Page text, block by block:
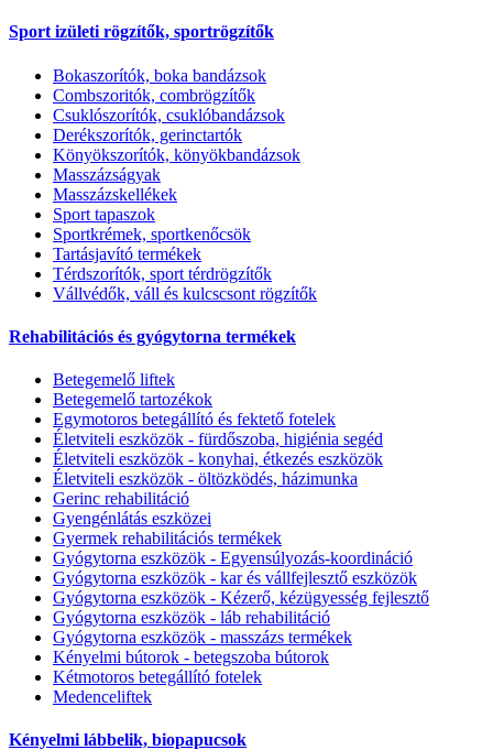
Sport izületi rögzítők, sportrögzítők
Bokaszorítók, boka bandázsok
Combszoritók, combrögzítők
Csuklószorítók, csuklóbandázsok
Derékszorítók, gerinctartók
Könyökszorítók, könyökbandázsok
Masszázságyak
Masszázskellékek
Sport tapaszok
Sportkrémek, sportkenőcsök
Tartásjavító termékek
Térdszorítók, sport térdrögzítők
Vállvédők, váll és kulcscsont rögzítők
Rehabilitációs és gyógytorna termékek
Betegemelő liftek
Betegemelő tartozékok
Egymotoros betegállító és fektető fotelek
Életviteli eszközök - fürdőszoba, higiénia segéd
Életviteli eszközök - konyhai, étkezés eszközök
Életviteli eszközök - öltözködés, házimunka
Gerinc rehabilitáció
Gyengénlátás eszközei
Gyermek rehabilitációs termékek
Gyógytorna eszközök - Egyensúlyozás-koordináció
Gyógytorna eszközök - kar és vállfejlesztő eszközök
Gyógytorna eszközök - Kézerő, kézügyesség fejlesztő
Gyógytorna eszközök - láb rehabilitáció
Gyógytorna eszközök - masszázs termékek
Kényelmi bútorok - betegszoba bútorok
Kétmotoros betegállító fotelek
Medenceliftek
Kényelmi lábbelik, biopapucsok